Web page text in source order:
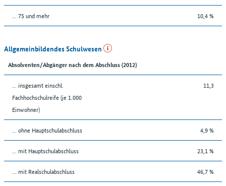
... 75 und mehr 10,4 %
Allgemeinbildendes Schulwesen
Absolventen/Abgänger nach dem Abschluss (2012)
... insgesamt einschl.
Fachhochschulreife (je 1.000
Einwohner)
11,3
... ohne Hauptschulabschluss 4,9 %
... mit Hauptschulabschluss 23,1 %
... mit Realschulabschluss 46,7 %